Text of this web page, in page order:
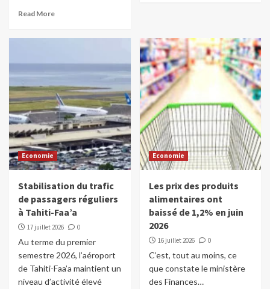
Read More
Economie
Stabilisation du trafic
de passagers réguliers
à Tahiti-Faa’a
17 juillet 2026 0
Au terme du premier
semestre 2026, l’aéroport
de Tahiti-Faa’a maintient un
niveau d’activité élevé
Economie
Les prix des produits
alimentaires ont
baissé de 1,2% en juin
2026
16 juillet 2026 0
C’est, tout au moins, ce
que constate le ministère
des Finances…